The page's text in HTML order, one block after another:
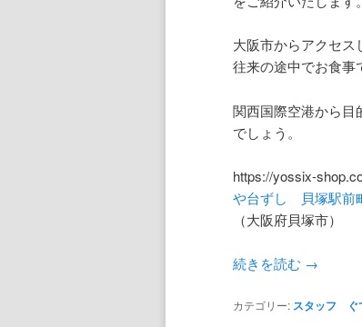
大阪市からアクセス
往来の途中でお食事
関西国際空港から目
でしょう。
https://yossix-
や台ずし 貝塚駅前
（大阪府貝塚市）
続きを読む →
カテゴリー: スタッフ ぐ